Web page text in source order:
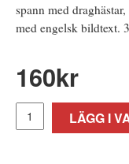
spann med
med engelsk bildtext.
160kr
LÄGG I